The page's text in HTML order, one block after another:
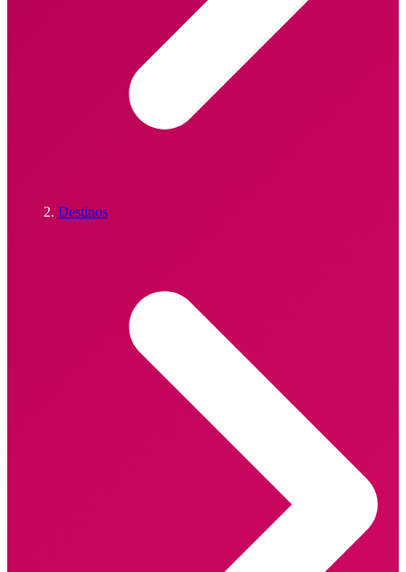
Destinos